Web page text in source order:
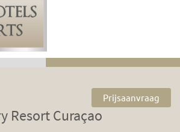
Prijsaanvraag
Resort Curaçao